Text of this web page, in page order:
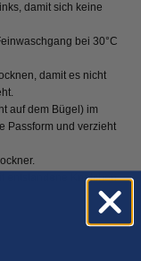
damit sich keine
bei 30°C
damit es nicht
auf dem Bügel) im
Passform und verzieht
entstandene Knötchen